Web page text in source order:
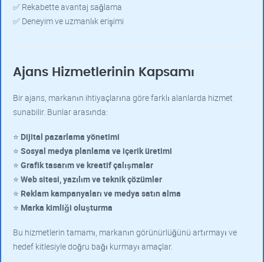
✅ Rekabette avantaj sağlama
✅ Deneyim ve uzmanlık erişimi
Ajans Hizmetlerinin Kapsamı
Bir ajans, markanın ihtiyaçlarına göre farklı alanlarda hizmet
sunabilir. Bunlar arasında:
⭐ Dijital pazarlama yönetimi
⭐ Sosyal medya planlama ve içerik üretimi
⭐ Grafik tasarım ve kreatif çalışmalar
⭐ Web sitesi, yazılım ve teknik çözümler
⭐ Reklam kampanyaları ve medya satın alma
⭐ Marka kimliği oluşturma
Bu hizmetlerin tamamı, markanın görünürlüğünü artırmayı ve
hedef kitlesiyle doğru bağı kurmayı amaçlar.